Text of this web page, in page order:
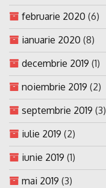
februarie 2020 (6)
ianuarie 2020 (8)
decembrie 2019 (1)
noiembrie 2019 (2)
septembrie 2019 (3)
iulie 2019 (2)
iunie 2019 (1)
mai 2019 (3)